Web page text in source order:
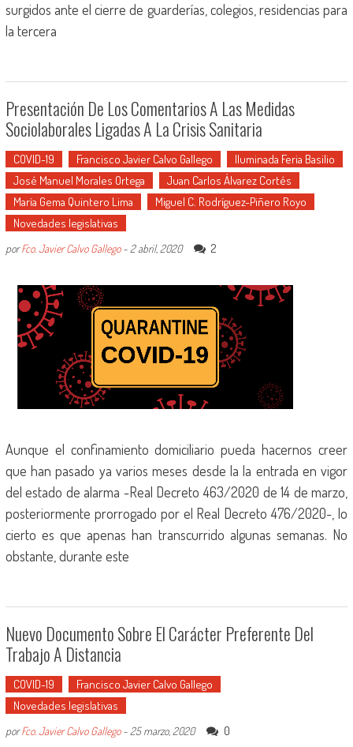
surgidos ante el cierre de guarderías, colegios, residencias para
la tercera
Presentación De Los Comentarios A Las Medidas
Sociolaborales Ligadas A La Crisis Sanitaria
COVID-19 Francisco Javier Calvo Gallego
Iluminada Feria Basilio
José Manuel Morales Ortega
Juan Carlos Álvarez Cortés
María Gema Quintero Lima
Miguel C. Rodríguez-Piñero Royo
Novedades legislativas
porFco. Javier Calvo Gallego- 2 abril, 2020 2
Aunque el confinamiento domiciliario pueda hacernos creer
que han pasado ya varios meses desde la la entrada en vigor
del estado de alarma -Real Decreto 463/2020 de 14 de marzo,
posteriormente prorrogado por el Real Decreto 476/2020-, lo
cierto es que apenas han transcurrido algunas semanas. No
obstante, durante este
Nuevo Documento Sobre El Carácter Preferente Del
Trabajo A Distancia
COVID-19
Francisco Javier Calvo Gallego
Novedades legislativas
porFco. Javier Calvo Gallego- 25 marzo, 2020 0